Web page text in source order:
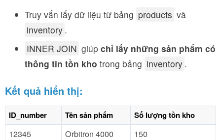
Truy vấn lấy dữ liệu từ bảng products và
inventory .
INNER JOIN giúp chỉ lấy những sản phẩm có
thông tin tồn kho trong bảng inventory .
Kết quả hiển thị:
ID_number Tên sản phẩm Số lượng tồn kho
12345 Orbitron 4000
150